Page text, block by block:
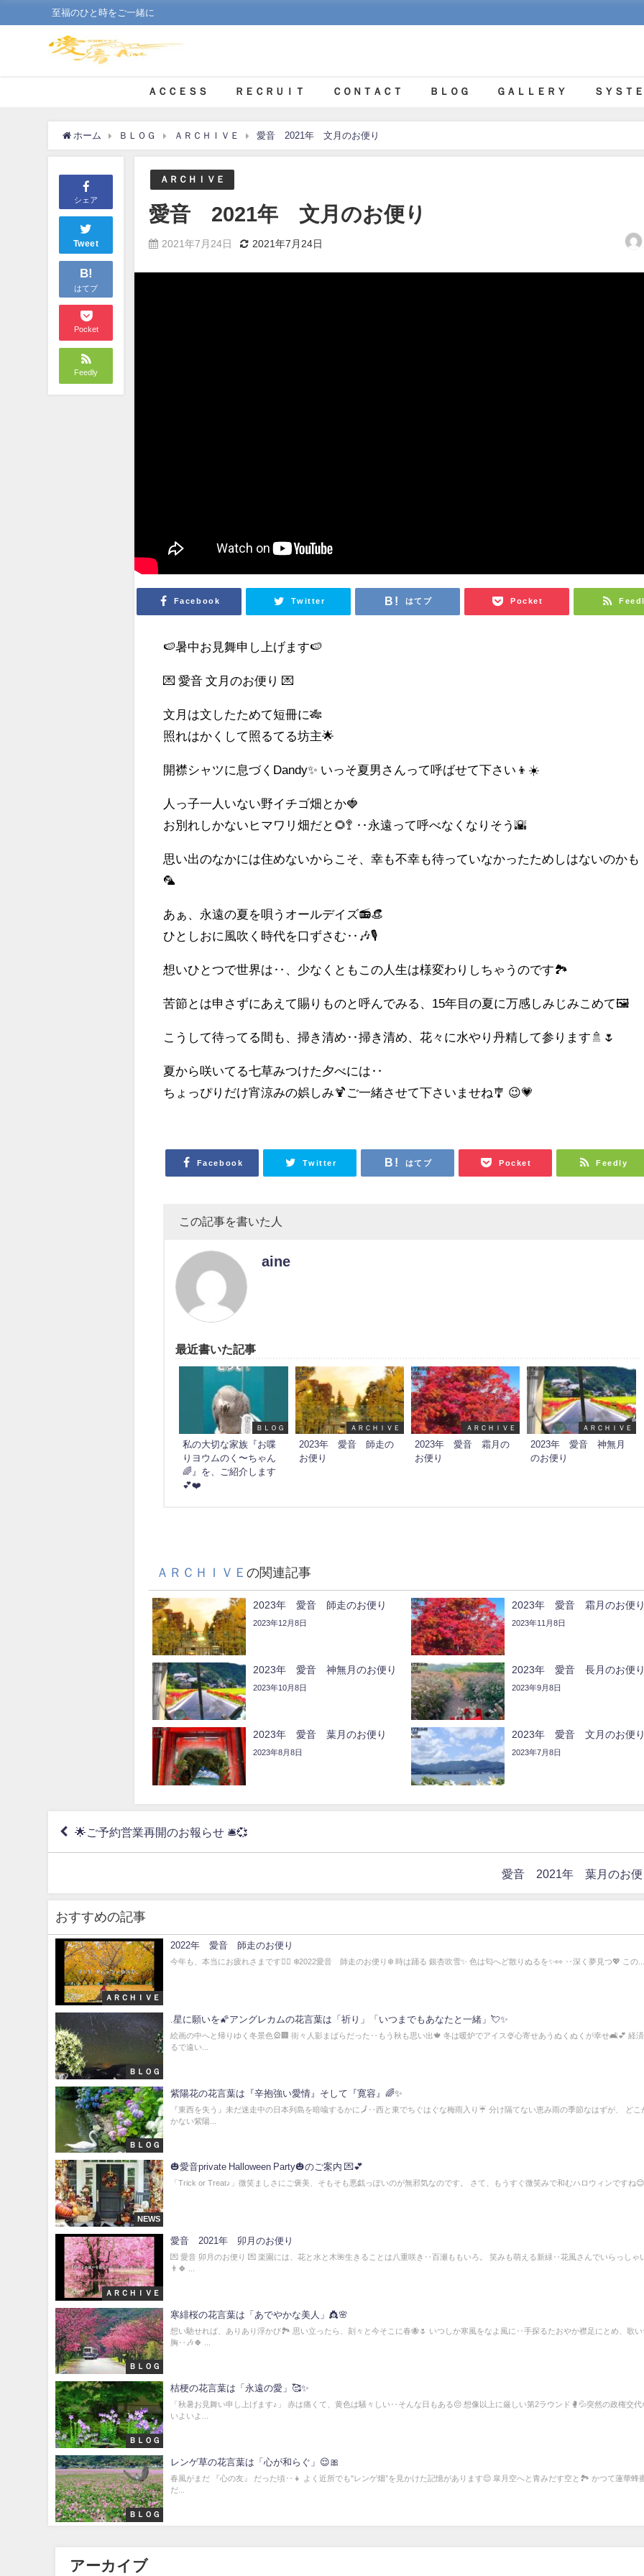
至福のひと時をご一緒に
ＡＣＣＥＳＳ ＲＥＣＲＵＩＴ ＣＯＮＴＡＣＴ ＢＬＯＧ ＧＡＬＬＥＲＹ ＳＹＳＴ
ホーム ＢＬＯＧ ＡＲＣＨＩＶＥ 愛音 2021年 文月のお便り
シェア
Tweet
B!
はてブ
Pocket
Feedly
ＡＲＣＨＩＶＥ
愛音 2021年 文月のお便り
2021年7月24日 2021年7月24日
Facebook Twitter はてブ Pocket
🍉暑中お見舞申し上げます🍉
💌 愛音 文月のお便り 💌
文月は文したためて短冊に🎋
照れはかくして照るてる坊主🌟
開襟シャツに息づくDandy✨ いっそ夏男さんって呼ばせて下さい👦☀️
人っ子一人いない野イチゴ畑とか🍓
お別れしかないヒマワリ畑だと🌻🚏 ‥永遠って呼べなくなりそう🌇
思い出のなかには住めないからこそ、幸も不幸も待っていなかったためしはないのかも
🦜
あぁ、永遠の夏を唄うオールデイズ📻👒
ひとしおに風吹く時代を口ずさむ‥🎶🎙
想いひとつで世界は‥、少なくともこの人生は様変わりしちゃうのです🏞️
苦節とは申さずにあえて賜りものと呼んでみる、15年目の夏に万感しみじみこめて🖼️
こうして待ってる間も、掃き清め‥掃き清め、花々に水やり丹精して参ります🚿🌷
夏から咲いてる七草みつけた夕べには‥
ちょっぴりだけ宵涼みの娯しみ🍹ご一緒させて下さいませね🎐 😉💗
Facebook Twitter はてブ Pocket Feedly
この記事を書いた人
aine
最近書いた記事
ＢＬＯＧ
私の大切な家族『お喋
りヨウムのく〜ちゃん
🌈』を、ご紹介します
💕❤️
ＡＲＣＨＩＶＥ
2023年 愛音 師走の
お便り
ＡＲＣＨＩＶＥ
2023年 愛音 霜月の
お便り
ＡＲＣＨＩＶＥ
2023年 愛音 神無月
のお便り
ＡＲＣＨＩＶＥの関連記事
2023年 愛音 師走のお便り
2023年12月8日
2023年 愛音 霜月のお便
2023年11月8日
2023年 愛音 神無月のお便り
2023年10月8日
2023年 愛音 長月のお便
2023年9月8日
2023年 愛音 葉月のお便り
2023年8月8日
2023年 愛音 文月のお便
2023年7月8日
🌟ご予約営業再開のお報らせ 🛎💞
愛音 2021年 葉月のお便
おすすめの記事
ＡＲＣＨＩＶＥ
2022年 愛音 師走のお便り
今年も、本当にお疲れさまです🙇‍♀ ❄️2022愛音 師走のお便り❄️ 時は踊る 銀杏吹雪✨ 色は匂へど散りぬるを✨👀 ‥深く夢見つ💖 この
ＢＬＯＧ
.星に願いを🌠アングレカムの花言葉は「祈り」「いつまでもあなたと一緒」💘✨
絵画の中へと帰りゆく冬景色🎡🏢 街々人影まばらだった‥もう秋も思い出🍁 冬は暖炉でアイス🍨心寄せあうぬくぬくが幸せ🛋️💕 経
るで遠い...
ＢＬＯＧ
紫陽花の花言葉は『辛抱強い愛情』そして『寛容』🌈✨
『東西を失う』未だ迷走中の日本列島を暗喩するかに🗾‥西と東でちぐはぐな梅雨入り☔ 分け隔てない恵み雨の季節なはずが、 どこ
かない紫陽...
NEWS
🎃愛音private Halloween Party🎃のご案内 💌💕
「Trick or Treat♪」微笑ましさにご褒美、そもそも悪戯っぽいのが無邪気なのです。 さて、もうすぐ微笑みで和むハロウィンですね
ＡＲＣＨＩＶＥ
愛音 2021年 卯月のお便り
💌 愛音 卯月のお便り 💌 楽園には、花と水と木🌺生きることは八重咲き‥百瀬ももいろ。 笑みも萌える新緑‥花風さんでいらっしゃ
👨🍀 ...
ＢＬＯＧ
寒緋桜の花言葉は「あでやかな美人」👸🌸
想い馳せれば、ありあり浮かび🏞️ 思い立ったら、刻々と今そこに春🐝🌷 いつしか寒風をなよ風に‥手探るたおやか襟足にとめ、歌い
胸‥🎶🍀 ...
ＢＬＯＧ
桔梗の花言葉は「永遠の愛」🥰✨
「秋暑お見舞い申し上げます♪」 赤は痛くて、黄色は騒々しい‥そんな日もある😔 想像以上に厳しい第2ラウンド🥊💦突然の政権交代
いよいよ...
ＢＬＯＧ
レンゲ草の花言葉は「心が和らぐ」😌🎀
春風がまだ 『心の友』 だった頃‥👧 よく近所でも"レンゲ畑”を見かけた記憶があります😌 皐月空へと青みだす空と🏞️ かつて蓮華蜂
だ...
アーカイブ